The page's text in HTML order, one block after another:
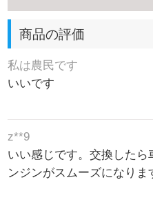
商品の評価
私は農民です
いいです
z**9
いい感じです。交換した
ンジンがスムーズになりま